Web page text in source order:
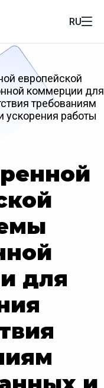
RU
европейской
коммерции для
требованиям
ускорения работы
для